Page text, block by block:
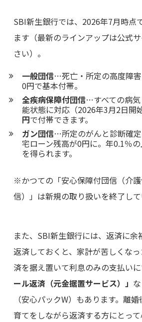
SBI新生銀行では、2026年7月時点
ます（最新のラインアップは公式
さい）。
一般団信…死亡・所定の高度障
0円で基本付帯。
全疾病保障付団信…すべての病
能状態に対応（2026年3月2日開
円で付帯できます。
ガン団信…所定のがんと診断確
宅ローン残高が0円に。年0.1％
を得られます。
※かつての「安心保障付団信（介
信）」は新規の取り扱いを終了して
また、SBI新生銀行には、返済に余
返済しておくと、家計が苦しくな
済を据え置いて利息のみの支払い
ール返済（元金据置サービス）」
（安心パックW）もあります。離
育てをしながら返済する方にとっ